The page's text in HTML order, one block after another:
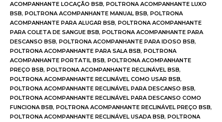
ACOMPANHANTE LOCAÇÃO BSB, POLTRONA ACOMPANHANTE LUXO
BSB, POLTRONA ACOMPANHANTE MANUAL BSB, POLTRONA
ACOMPANHANTE PARA ALUGAR BSB, POLTRONA ACOMPANHANTE
PARA COLETA DE SANGUE BSB, POLTRONA ACOMPANHANTE PARA
DESCANSO BSB, POLTRONA ACOMPANHANTE PARA IDOSO BSB,
POLTRONA ACOMPANHANTE PARA SALA BSB, POLTRONA
ACOMPANHANTE PORTATIL BSB, POLTRONA ACOMPANHANTE
PREÇO BSB, POLTRONA ACOMPANHANTE RECLINÁVEL BSB,
POLTRONA ACOMPANHANTE RECLINÁVEL COMO USAR BSB,
POLTRONA ACOMPANHANTE RECLINÁVEL PARA DESCANSO BSB,
POLTRONA ACOMPANHANTE RECLINÁVEL PARA DESCANSO COMO
FUNCIONA BSB, POLTRONA ACOMPANHANTE RECLINÁVEL PREÇO BSB,
POLTRONA ACOMPANHANTE RECLINÁVEL USADA BSB, POLTRONA